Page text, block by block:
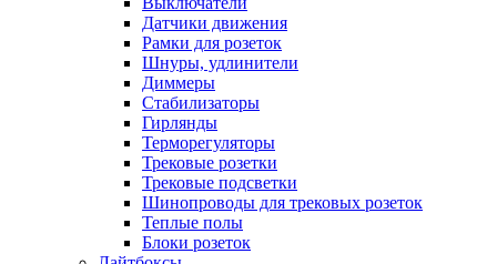
Датчики движения
Рамки для розеток
Шнуры, удлинители
Диммеры
Стабилизаторы
Гирлянды
Терморегуляторы
Трековые розетки
Трековые подсветки
Шинопроводы для трековых розеток
Теплые полы
Блоки розеток